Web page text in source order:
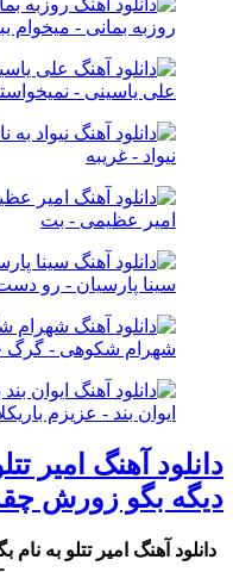
روزبه بمانی - میخوام
علی یاسینی -
نیواد - غریبه
امیر عظیمی - بت
سینا پارسیان - رو
شهرام شکوهی -
ایوان بند - عزیزم
دانلود آهنگ امیر
دیگه بگو زورش
دانلود آهنگ امیر تتلو به